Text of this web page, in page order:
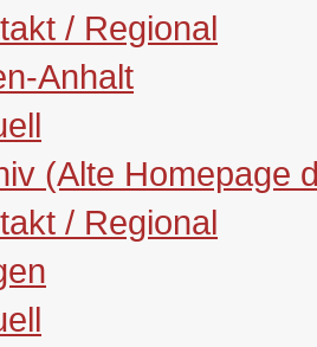
/ Regional
Anhalt
(Alte Homepage
/ Regional